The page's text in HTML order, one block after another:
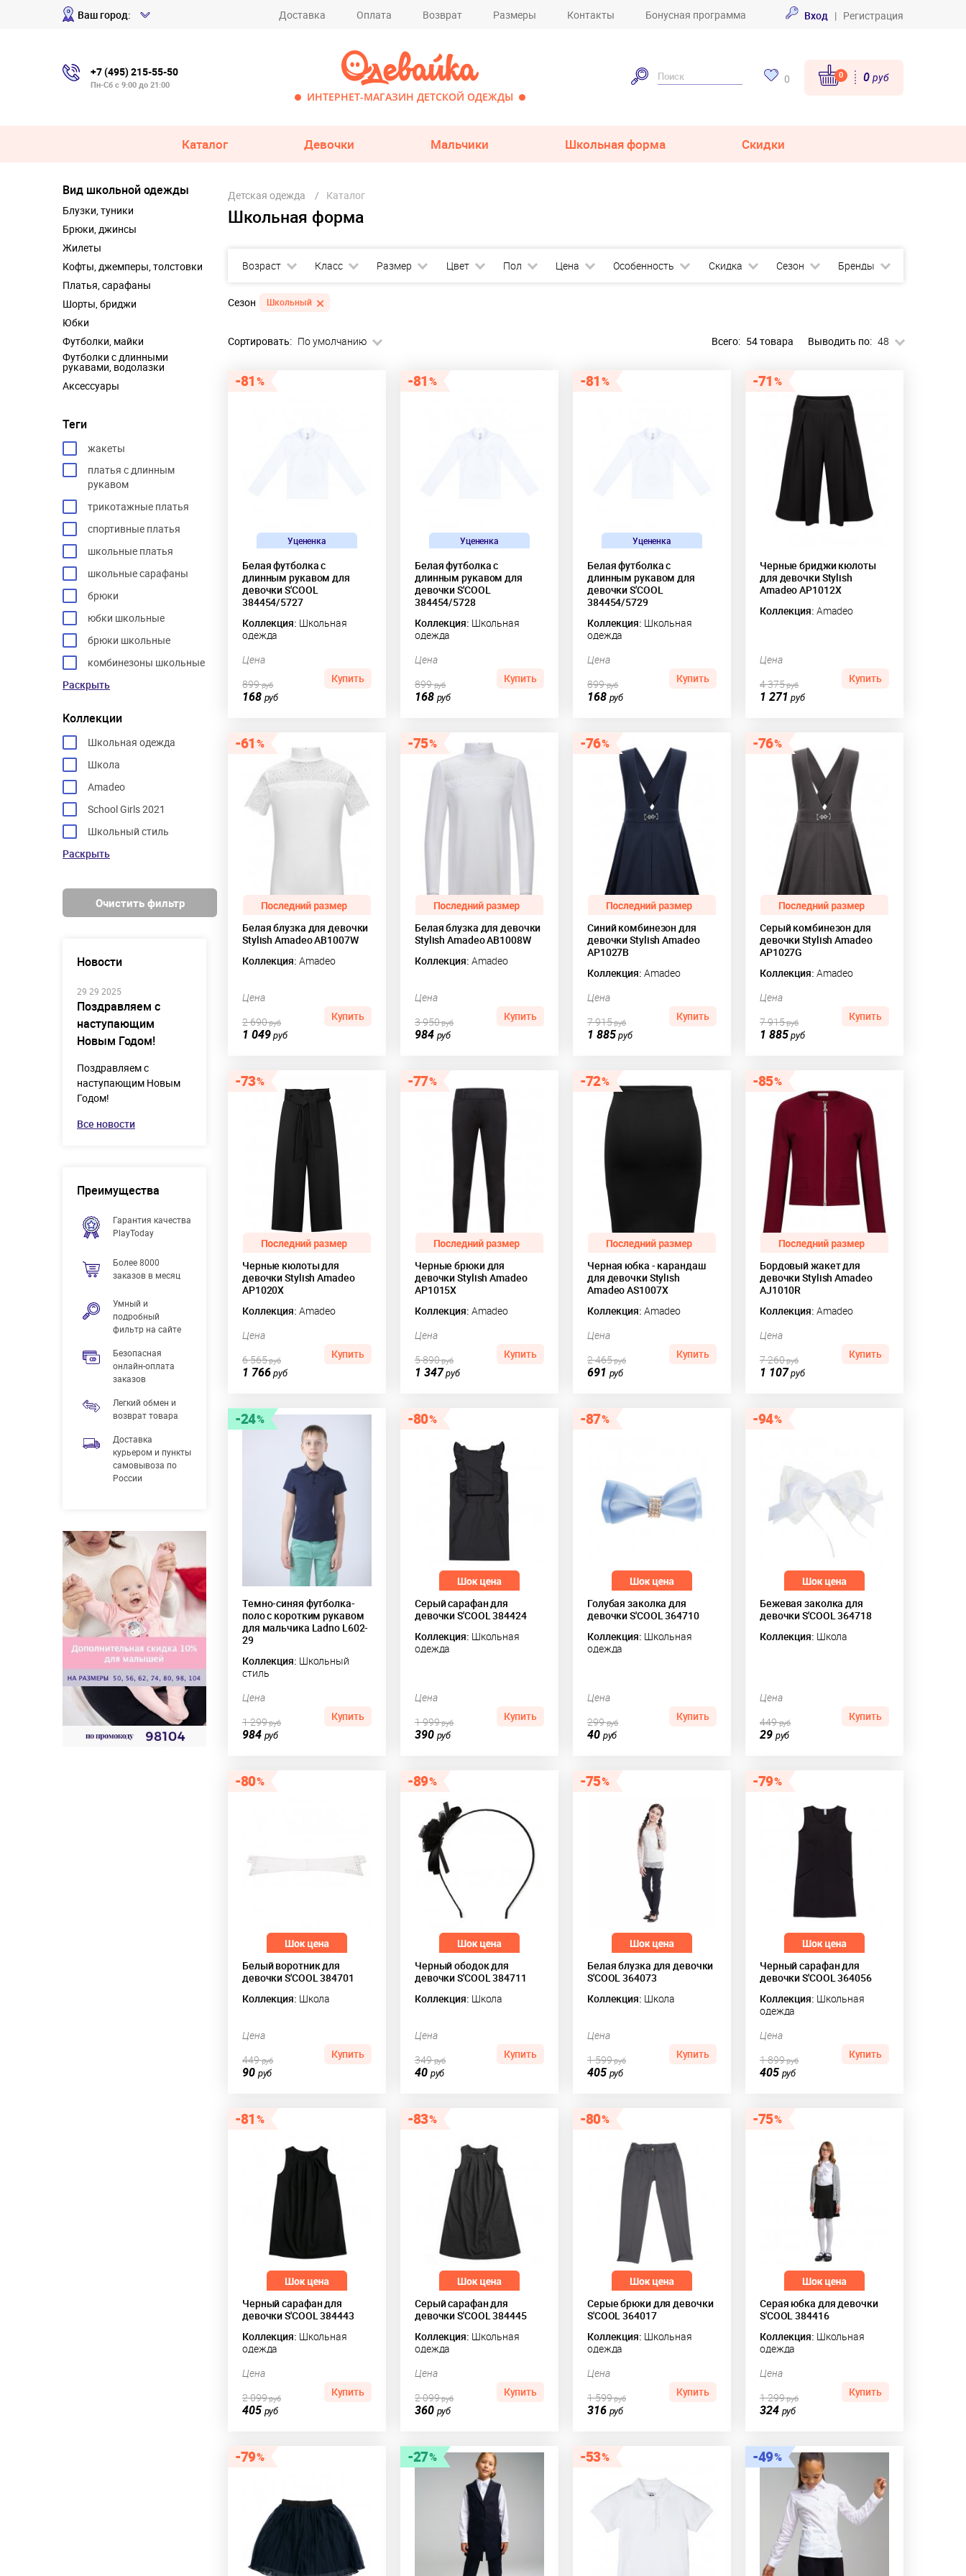
Ваш город: Доставка Оплата Возврат Размеры Контакты Бонусная программа Вход | Регистрация
+7 (495) 215-55-50
Пн-Сб с 9:00 до 21:00
ИНТЕРНЕТ-МАГАЗИН ДЕТСКОЙ ОДЕЖДЫ
0 0 0 руб
Каталог Девочки Мальчики Школьная форма Скидки
Вид школьной одежды
Блузки, туники
Брюки, джинсы
Жилеты
Кофты, джемперы, толстовки
Платья, сарафаны
Шорты, бриджи
Юбки
Футболки, майки
Футболки с длинными
рукавами, водолазки
Аксессуары
Теги
жакеты
платья с длинным
рукавом
трикотажные платья
спортивные платья
школьные платья
школьные сарафаны
брюки
юбки школьные
брюки школьные
комбинезоны школьные
Раскрыть
Коллекции
Школьная одежда
Школа
Amadeo
School Girls 2021
Школьный стиль
Раскрыть
Очистить фильтр
Новости
29 29 2025
Поздравляем с
наступающим
Новым Годом!
Поздравляем с
наступающим Новым
Годом!
Все новости
Преимущества
Гарантия качества
PlayToday
Более 8000
заказов в месяц
Умный и
подробный
фильтр на сайте
Безопасная
онлайн-оплата
заказов
Легкий обмен и
возврат товара
Доставка
курьером и пункты
самовывоза по
России
Детская одежда Каталог
Школьная форма
Возраст Класс Размер Цвет Пол Цена Особенность Скидка Сезон Бренды
Сезон Школьный
Сортировать: По умолчанию Всего: 54 товара Выводить по: 48
81
Уцененка
Белая футболка с
длинным рукавом для
девочки S'COOL
384454/5727
Коллекция: Школьная
одежда
Цена
168 руб
899руб Купить
81
Уцененка
Белая футболка с
длинным рукавом для
девочки S'COOL
384454/5728
Коллекция: Школьная
одежда
Цена
168 руб
899руб Купить
81
Уцененка
Белая футболка с
длинным рукавом для
девочки S'COOL
384454/5729
Коллекция: Школьная
одежда
Цена
168 руб
899руб Купить
71
Черные бриджи кюлоты
для девочки Stylish
Amadeo AP1012X
Коллекция: Amadeo
Цена
1 271руб
4 375руб Купить
61
Белая блузка для девочки
Stylish Amadeo AB1007W
Коллекция: Amadeo
Цена
1 049руб
2 690руб Купить
75
Белая блузка для девочки
Stylish Amadeo AB1008W
Коллекция: Amadeo
Цена
984 руб
3 950руб Купить
76
Синий комбинезон для
девочки Stylish Amadeo
AP1027B
Коллекция: Amadeo
Цена
1 885руб
7 915руб Купить
76
Серый комбинезон для
девочки Stylish Amadeo
AP1027G
Коллекция: Amadeo
Цена
1 885руб
7 915руб Купить
73
Черные кюлоты для
девочки Stylish Amadeo
AP1020X
Коллекция: Amadeo
Цена
1 766руб
6 565руб Купить
77
Черные брюки для
девочки Stylish Amadeo
AP1015X
Коллекция: Amadeo
Цена
1 347руб
5 890руб Купить
72
Черная юбка - карандаш
для девочки Stylish
Amadeo AS1007X
Коллекция: Amadeo
Цена
691 руб
2 465руб Купить
85
Бордовый жакет для
девочки Stylish Amadeo
AJ1010R
Коллекция: Amadeo
Цена
1 107руб
7 260руб Купить
24
Темно-синяя футболка-
поло с коротким рукавом
для мальчика Ladno L602-
29
Коллекция: Школьный
стиль
Цена
984 руб
1 299руб Купить
80
Серый сарафан для
девочки S'COOL 384424
Коллекция: Школьная
одежда
Цена
390 руб
1 999руб Купить
87
Голубая заколка для
девочки S'COOL 364710
Коллекция: Школьная
одежда
Цена
40 руб
299руб Купить
94
Бежевая заколка для
девочки S'COOL 364718
Коллекция: Школа
Цена
29 руб
449руб Купить
80
Белый воротник для
девочки S'COOL 384701
Коллекция: Школа
Цена
90 руб
449руб Купить
89
Черный ободок для
девочки S'COOL 384711
Коллекция: Школа
Цена
40 руб
349руб Купить
75
Белая блузка для девочки
S'COOL 364073
Коллекция: Школа
Цена
405 руб
1 599руб Купить
79
Черный сарафан для
девочки S'COOL 364056
Коллекция: Школьная
одежда
Цена
405 руб
1 899руб Купить
81
Черный сарафан для
девочки S'COOL 384443
Коллекция: Школьная
одежда
Цена
405 руб
2 099руб Купить
83
Серый сарафан для
девочки S'COOL 384445
Коллекция: Школьная
одежда
Цена
360 руб
2 099руб Купить
80
Серые брюки для девочки
S'COOL 364017
Коллекция: Школьная
одежда
Цена
316 руб
1 599руб Купить
75
Серая юбка для девочки
S'COOL 384416
Коллекция: Школьная
одежда
Цена
324 руб
1 299руб Купить
79 27 53 49